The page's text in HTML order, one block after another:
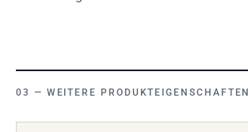
WEITERE PRODUKTEIGENSCHAFTEN